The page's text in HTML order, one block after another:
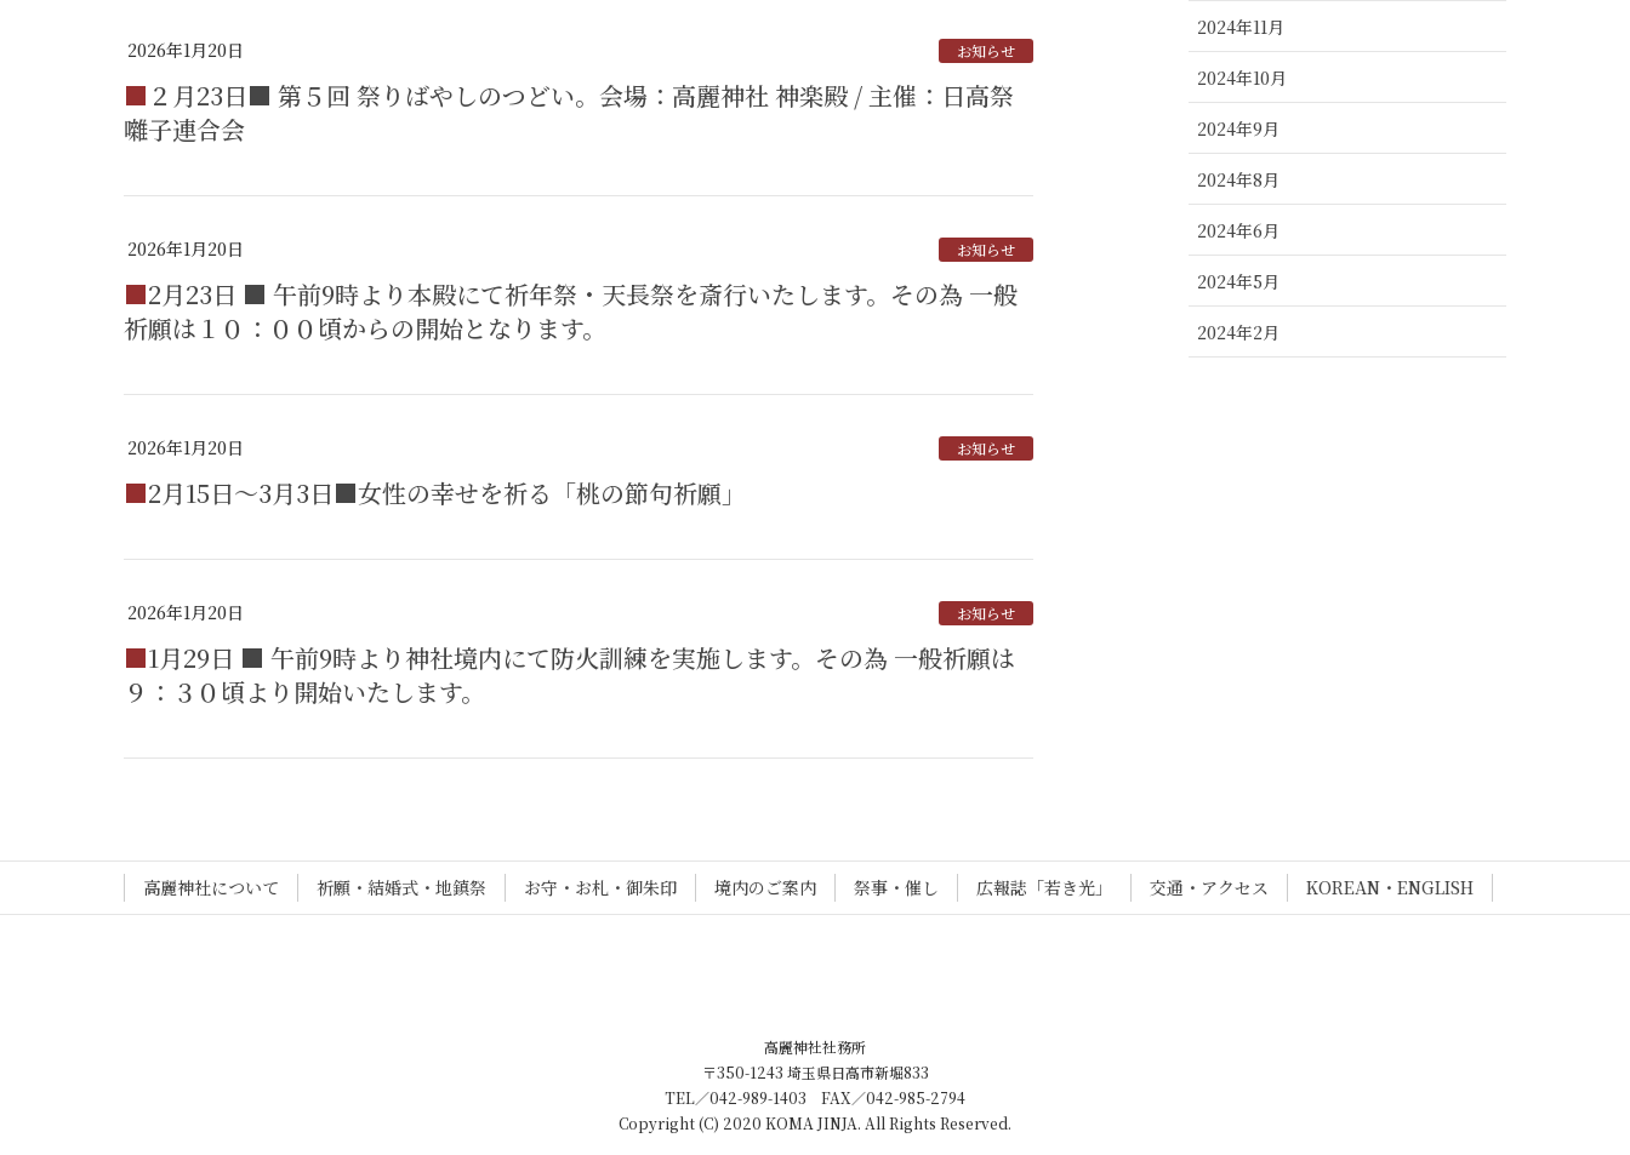
2026年1月20日 お知らせ
■２月23日■ 第５回 祭りばやしのつどい。会場：高麗神社 神楽殿 / 主催：日高祭
囃子連合会
2026年1月20日 お知らせ
■2月23日 ■ 午前9時より本殿にて祈年祭・天長祭を斎行いたします。その為 一般
祈願は１０：００頃からの開始となります。
2026年1月20日 お知らせ
■2月15日～3月3日■女性の幸せを祈る「桃の節句祈願」
2026年1月20日 お知らせ
■1月29日 ■ 午前9時より神社境内にて防火訓練を実施します。その為 一般祈願は
９：３０頃より開始いたします。
2024年11月
2024年10月
2024年9月
2024年8月
2024年6月
2024年5月
2024年2月
高麗神社について 祈願・結婚式・地鎮祭 お守・お札・御朱印 境内のご案内 祭事・催し 広報誌「若き光」 交通・アクセス KOREAN・ENGLISH
高麗神社社務所
〒350-1243 埼玉県日高市新堀833
TEL／042-989-1403 FAX／042-985-2794
Copyright (C) 2020 KOMA JINJA. All Rights Reserved.